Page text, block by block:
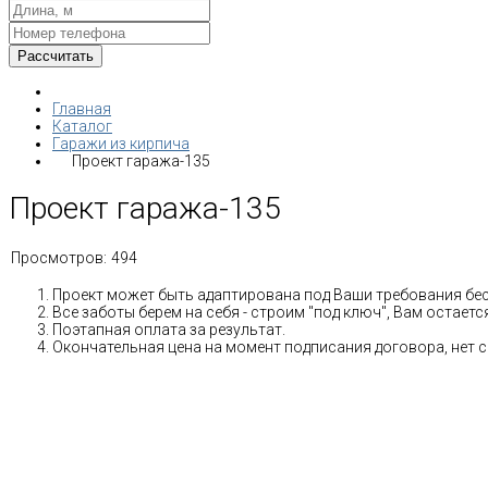
Главная
Каталог
Гаражи из кирпича
Проект гаража-135
Проект гаража-135
Просмотров: 494
Проект может быть адаптирована под Ваши требования
Все заботы берем на себя - строим "под ключ", Вам
Поэтапная оплата за результат.
Окончательная цена на момент подписания договора, нет